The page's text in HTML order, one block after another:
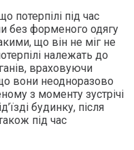
потерпілі під час
без форменого одягу
що він не міг не
належать до
враховуючи
вони неодноразово
з моменту зустрічі
будинку, після
під час